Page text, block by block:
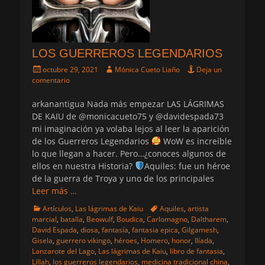
LOS GUERREROS LEGENDARIOS
Publicado
el
octubre 29, 2021 AutorMónica Cueto Liaño
Deja un
comentario
arkanantigua Nada más empezar LAS LÁGRIMAS
DE KAIU de @monicacueto75 y @davidespada73
mi imaginación ya volaba lejos al leer la aparición
de los Guerreros Legendarios
WoW es increíble
lo que llegan a hacer. Pero…¿conoces algunos de
ellos en nuestra Historia?
Aquiles: fue un héroe
de la guerra de Troya y uno de los principales
Leer más …
Categorias
Artículos, Las lágrimas de Kaiu Etiquetas
Aquiles, artista
marcial, batalla, Beowulf, Boudica, Carlomagno, Daltharem,
David Espada, diosa, fantasía, fantasia epica, Gilgamesh,
Gisela, guerrero vikingo, héroes, Homero, honor, Ilíada,
Lanzarote del Lago, Las lágrimas de Kaiu, libro de fantasia,
Lillah, los guerreros legendarios, medicina tradicional china,